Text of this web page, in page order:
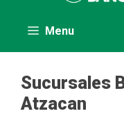
Menu
Sucursales
Atzacan